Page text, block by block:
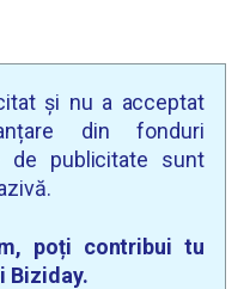
și nu a acceptat
din fonduri
de publicitate sunt
poți contribui tu
Biziday.